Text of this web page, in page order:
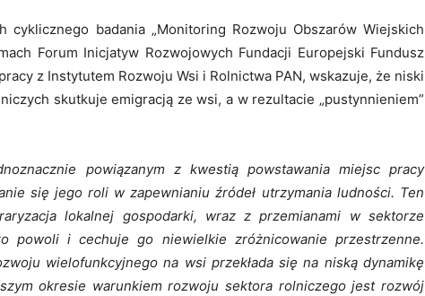
cyklicznego badania „Monitoring Rozwoju Obszarów Wiejskich
Forum Inicjatyw Rozwojowych Fundacji Europejski Fundusz
z Instytutem Rozwoju Wsi i Rolnictwa PAN, wskazuje, że niski
skutkuje emigracją ze wsi, a w rezultacie „pustynnieniem”
powiązanym z kwestią powstawania miejsc pracy
się jego roli w zapewnianiu źródeł utrzymania ludności. Ten
lokalnej gospodarki, wraz z przemianami w sektorze
powoli i cechuje go niewielkie zróżnicowanie przestrzenne.
wielofunkcyjnego na wsi przekłada się na niską dynamikę
okresie warunkiem rozwoju sektora rolniczego jest rozwój